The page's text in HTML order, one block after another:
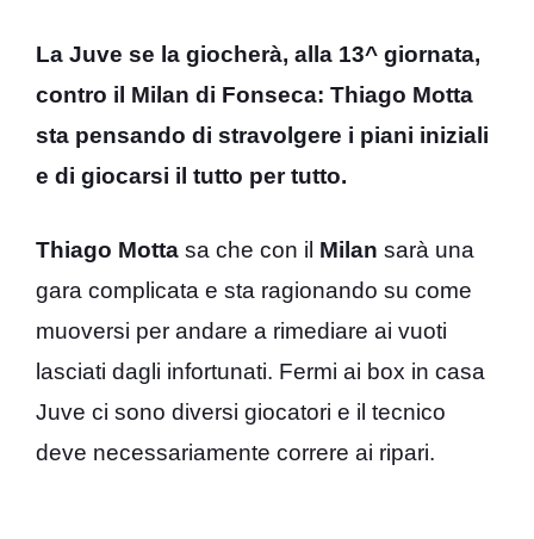
La Juve se la giocherà, alla 13^ giornata,
contro il Milan di Fonseca: Thiago Motta
sta pensando di stravolgere i piani iniziali
e di giocarsi il tutto per tutto.
Thiago Motta sa che con il Milan sarà una
gara complicata e sta ragionando su come
muoversi per andare a rimediare ai vuoti
lasciati dagli infortunati. Fermi ai box in casa
Juve ci sono diversi giocatori e il tecnico
deve necessariamente correre ai ripari.